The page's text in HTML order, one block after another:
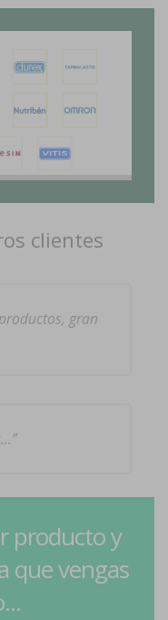
clientes
gran
producto y
que vengas